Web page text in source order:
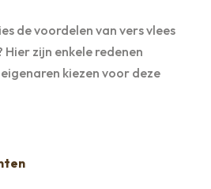
de voordelen van vers vlees
zijn enkele redenen
kiezen voor deze